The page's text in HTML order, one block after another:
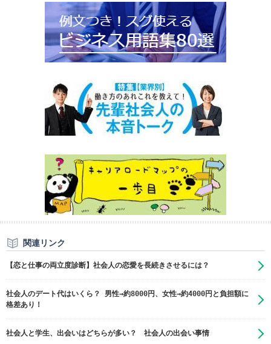
関連リンク
【恋と仕事の両立度診断】社会人の恋愛を長続きさせるには？
社会人のデート代はいくら？ 男性→約8000円、女性→約4000円と負担額に
格差あり！
社会人と学生、出会いはどちらが多い？ 社会人の出会い事情